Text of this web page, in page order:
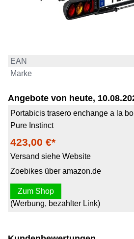
EAN
Marke
Angebote von heute,
Portabicis trasero enchange a la
Pure Instinct
423,00 €*
Versand siehe Website
Zoebikes über amazon.de
Zum Shop
(Werbung, bezahlter Link)